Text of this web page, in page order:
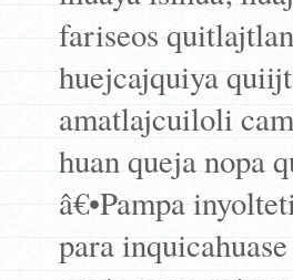
fariseos
huejcajquiya
amatlajcuiloli
huan queja nopa
â€•Pampa
para